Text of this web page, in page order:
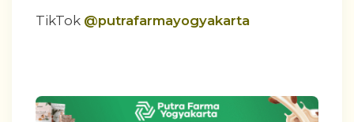
TikTok @putrafarmayogyakarta